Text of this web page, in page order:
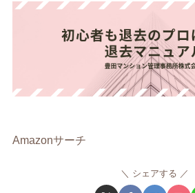
Amazonサーチ
シェアする